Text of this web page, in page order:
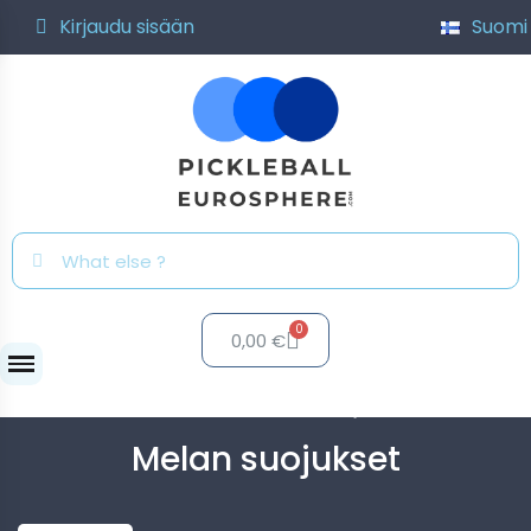
Kirjaudu sisään Suomi
0,00 €
Melan suojukset